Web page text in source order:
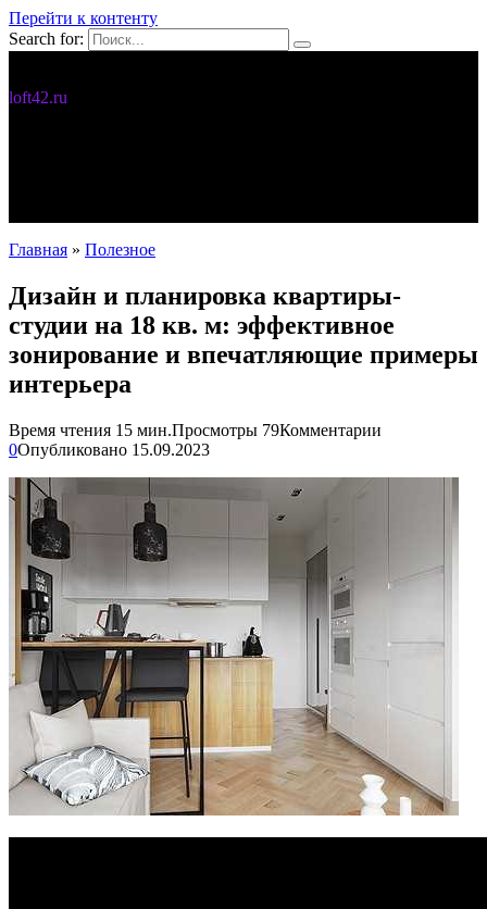
Перейти к контенту
Search for:
loft42.ru
Главная » Полезное
Дизайн и планировка квартиры-
студии на 18 кв. м: эффективное
зонирование и впечатляющие примеры
интерьера
Время чтения 15 мин.Просмотры 79Комментарии
0Опубликовано 15.09.2023